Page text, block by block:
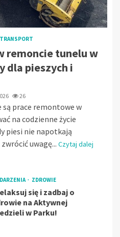
TRANSPORT
remoncie tunelu w
dla pieszych i
26
prace remontowe w
na codzienne życie
piesi nie napotkają
uwagę... Czytaj dalej
ZDROWIE
się i zadbaj o
na Aktywnej
w Parku!